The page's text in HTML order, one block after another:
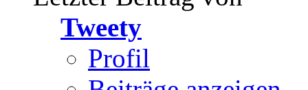
Tweety
Profil